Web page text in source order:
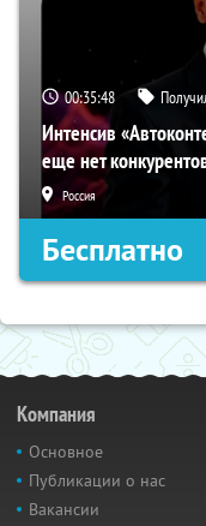
00:35:47
Интенсив
еще нет
Россия
Бесплатно
Компания
Основное
Публикации о нас
Вакансии